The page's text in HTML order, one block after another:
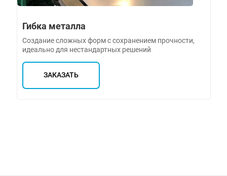
Гибка металла
Создание сложных форм с сохранением прочности,
идеально для нестандартных решений
ЗАКАЗАТЬ